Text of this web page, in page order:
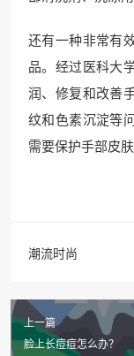
还有一种非常有
品。经过医科大
润、修复和改善
纹和色素沉淀等
需要保护手部皮
潮流时尚
上一篇
脸上长痘痘怎么办？